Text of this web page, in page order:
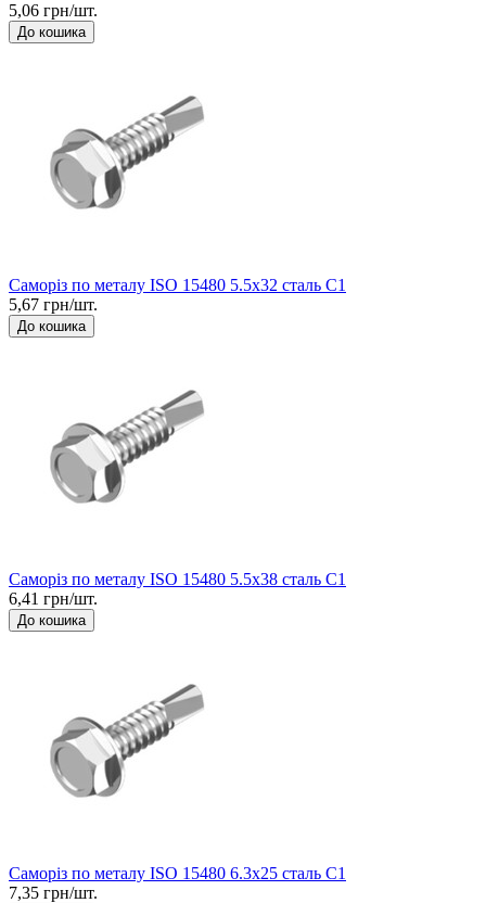
5,06 грн/шт.
До кошика
Саморіз по металу ISO 15480 5.5x32 сталь C1
5,67 грн/шт.
До кошика
Саморіз по металу ISO 15480 5.5x38 сталь C1
6,41 грн/шт.
До кошика
Саморіз по металу ISO 15480 6.3x25 сталь C1
7,35 грн/шт.